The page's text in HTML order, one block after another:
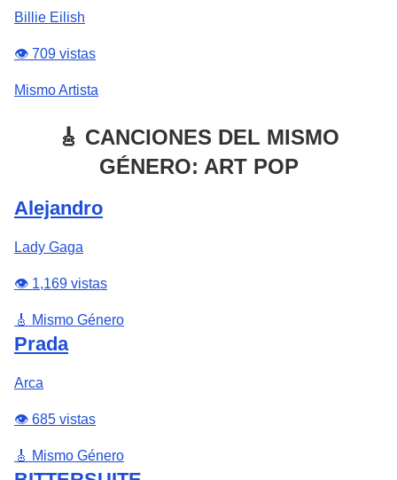
Billie Eilish
👁️ 709 vistas
Mismo Artista
🎸 CANCIONES DEL MISMO
GÉNERO: ART POP
Alejandro
Lady Gaga
👁️ 1,169 vistas
🎸 Mismo Género
Prada
Arca
👁️ 685 vistas
🎸 Mismo Género